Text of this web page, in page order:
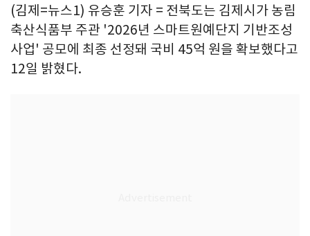
(김제=뉴스1) 유승훈 기자 = 전북도는 김제시가 농림
축산식품부 주관 '2026년 스마트원예단지 기반조성
사업' 공모에 최종 선정돼 국비 45억 원을 확보했다고
12일 밝혔다.